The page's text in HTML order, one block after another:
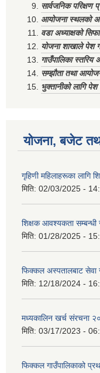
सार्वजनिक परिक्षण
आयोजना स्थलको
वडा अध्याक्षको
योजना शाखाले पेश
गाउँपालिका
सम्झौता तथा
भुक्तानीको लागि
योजना, बजेट
गृहिणी महिलाहरूका लागि
मिति: 02/03/2025 -
शिक्षक आवश्यकता सम्बन्धी
मिति: 01/28/2025 -
फिक्कल अस्पतालबाट सेवा
मिति: 12/18/2024 -
मध्यकालिन खर्च संरचना
मिति: 03/17/2023 -
फिक्कल गाउँपालिकाको